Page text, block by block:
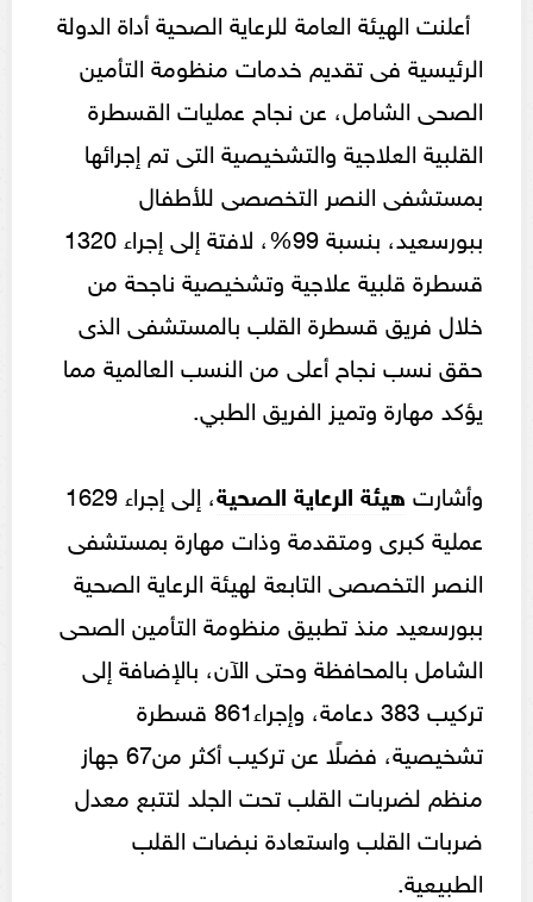
أعلنت الهيئة العامة للرعاية الصحية أداة الدولة
الرئيسية فى تقديم خدمات منظومة التأمين
الصحى الشامل، عن نجاح عمليات القسطرة
القلبية العلاجية والتشخيصية التى تم إجرائها
بمستشفى النصر التخصصى للأطفال
ببورسعيد، بنسبة 99%، لافتة إلى إجراء 1320
قسطرة قلبية علاجية وتشخيصية ناجحة من
خلال فريق قسطرة القلب بالمستشفى الذى
حقق نسب نجاح أعلى من النسب العالمية مما
يؤكد مهارة وتميز الفريق الطبي.
وأشارت هيئة الرعاية الصحية
، إلى إجراء 1629
عملية كبرى ومتقدمة وذات مهارة بمستشفى
النصر التخصصى التابعة لهيئة الرعاية الصحية
ببورسعيد منذ تطبيق منظومة التأمين الصحى
الشامل بالمحافظة وحتى الآن، بالإضافة إلى
تركيب 383 دعامة، وإجراء861 قسطرة
تشخيصية، فضلًا عن تركيب أكثر من67 جهاز
منظم لضربات القلب تحت الجلد لتتبع معدل
ضربات القلب واستعادة نبضات القلب
الطبيعية.